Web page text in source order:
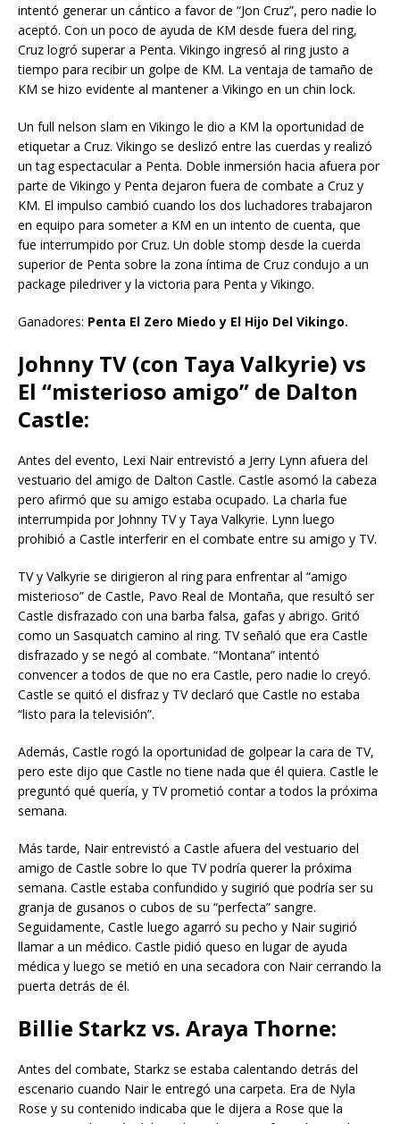
intentó generar un cántico a favor de “Jon Cruz”, pero nadie lo
aceptó. Con un poco de ayuda de KM desde fuera del ring,
Cruz logró superar a Penta. Vikingo ingresó al ring justo a
tiempo para recibir un golpe de KM. La ventaja de tamaño de
KM se hizo evidente al mantener a Vikingo en un chin lock.
Un full nelson slam en Vikingo le dio a KM la oportunidad de
etiquetar a Cruz. Vikingo se deslizó entre las cuerdas y realizó
un tag espectacular a Penta. Doble inmersión hacia afuera por
parte de Vikingo y Penta dejaron fuera de combate a Cruz y
KM. El impulso cambió cuando los dos luchadores trabajaron
en equipo para someter a KM en un intento de cuenta, que
fue interrumpido por Cruz. Un doble stomp desde la cuerda
superior de Penta sobre la zona íntima de Cruz condujo a un
package piledriver y la victoria para Penta y Vikingo.
Ganadores: Penta El Zero Miedo y El Hijo Del Vikingo.
Johnny TV (con Taya Valkyrie) vs
El “misterioso amigo” de Dalton
Castle:
Antes del evento, Lexi Nair entrevistó a Jerry Lynn afuera del
vestuario del amigo de Dalton Castle. Castle asomó la cabeza
pero afirmó que su amigo estaba ocupado. La charla fue
interrumpida por Johnny TV y Taya Valkyrie. Lynn luego
prohibió a Castle interferir en el combate entre su amigo y TV.
TV y Valkyrie se dirigieron al ring para enfrentar al “amigo
misterioso” de Castle, Pavo Real de Montaña, que resultó ser
Castle disfrazado con una barba falsa, gafas y abrigo. Gritó
como un Sasquatch camino al ring. TV señaló que era Castle
disfrazado y se negó al combate. “Montana” intentó
convencer a todos de que no era Castle, pero nadie lo creyó.
Castle se quitó el disfraz y TV declaró que Castle no estaba
“listo para la televisión”.
Además, Castle rogó la oportunidad de golpear la cara de TV,
pero este dijo que Castle no tiene nada que él quiera. Castle le
preguntó qué quería, y TV prometió contar a todos la próxima
semana.
Más tarde, Nair entrevistó a Castle afuera del vestuario del
amigo de Castle sobre lo que TV podría querer la próxima
semana. Castle estaba confundido y sugirió que podría ser su
granja de gusanos o cubos de su “perfecta” sangre.
Seguidamente, Castle luego agarró su pecho y Nair sugirió
llamar a un médico. Castle pidió queso en lugar de ayuda
médica y luego se metió en una secadora con Nair cerrando la
puerta detrás de él.
Billie Starkz vs. Araya Thorne:
Antes del combate, Starkz se estaba calentando detrás del
escenario cuando Nair le entregó una carpeta. Era de Nyla
Rose y su contenido indicaba que le dijera a Rose que la